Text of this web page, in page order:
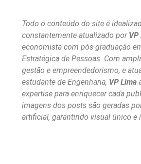
Todo o conteúdo do site é
constantemente atualizado por VP
economista com pós-graduação
Estratégica de Pessoas. Com
gestão e empreendedorismo, e
estudante de Engenharia, VP Lima
expertise para enriquecer cada
imagens dos posts são geradas
artificial, garantindo visual único e